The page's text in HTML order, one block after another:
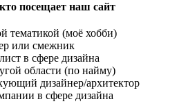
посещает наш сайт
тематикой (моё хобби)
или смежник
в сфере дизайна
области (по найму)
дизайнер/архитектор
в сфере дизайна